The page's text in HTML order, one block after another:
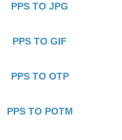
PPS TO JPG
PPS TO GIF
PPS TO OTP
PPS TO POTM